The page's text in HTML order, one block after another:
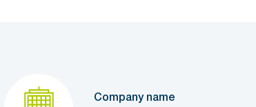
Company name